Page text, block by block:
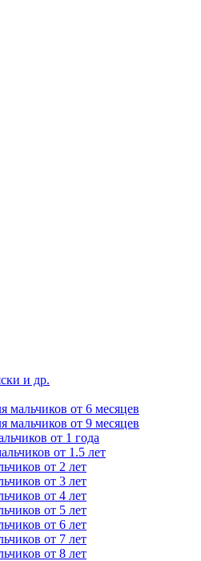
и др.
мальчиков от 6 месяцев
мальчиков от 9 месяцев
от 1 года
от 1.5 лет
от 2 лет
от 3 лет
от 4 лет
от 5 лет
от 6 лет
от 7 лет
от 8 лет